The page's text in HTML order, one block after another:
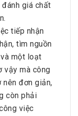
giá chất
tiếp nhận
tìm nguồn
một loạt
vậy mà công
nên đơn giản,
còn phải
việc